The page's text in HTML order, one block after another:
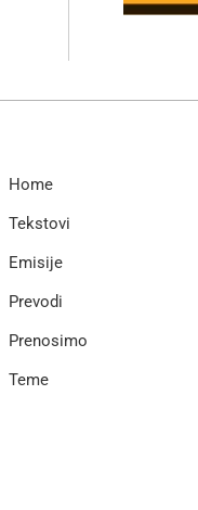
Home
Tekstovi
Emisije
Prevodi
Prenosimo
Teme